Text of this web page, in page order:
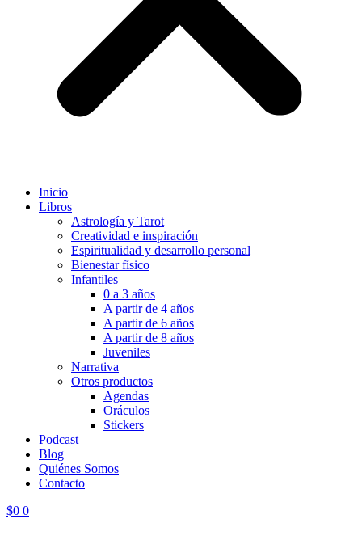
Inicio
Libros
Astrología y Tarot
Creatividad e inspiración
Espiritualidad y desarrollo personal
Bienestar físico
Infantiles
0 a 3 años
A partir de 4 años
A partir de 6 años
A partir de 8 años
Juveniles
Narrativa
Otros productos
Agendas
Oráculos
Stickers
Podcast
Blog
Quiénes Somos
Contacto
$0 0